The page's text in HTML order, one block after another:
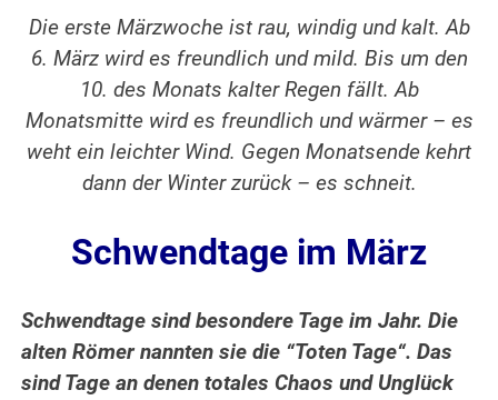
Die erste Märzwoche ist rau, windig und kalt. Ab
6. März wird es freundlich und mild. Bis um den
10. des Monats kalter Regen fällt. Ab
Monatsmitte wird es freundlich und wärmer – es
weht ein leichter Wind. Gegen Monatsende kehrt
dann der Winter zurück – es schneit.
Schwendtage im März
Schwendtage sind besondere Tage im Jahr. Die
alten Römer nannten sie die “Toten Tage“. Das
sind Tage an denen totales Chaos und Unglück